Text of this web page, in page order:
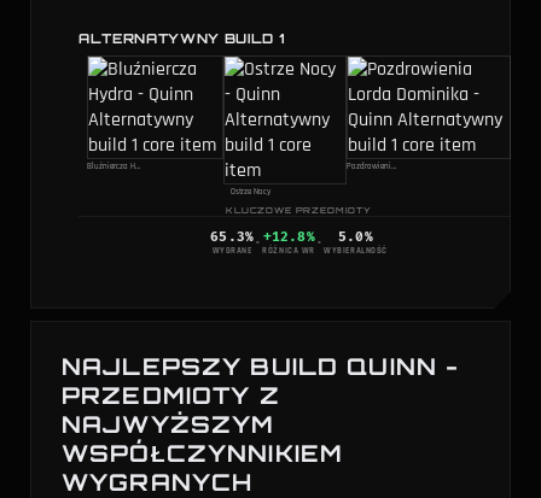
ALTERNATYWNY BUILD 1
Bluźniercza Hydra
Ostrze Nocy
Pozdrowienia Lorda Dominika
KLUCZOWE PRZEDMIOTY
65.3%
WYGRANE · +12.8%
RÓŻNICA WR· 5.0%
WYBIERALNOŚĆ
NAJLEPSZY BUILD QUINN -
PRZEDMIOTY Z
NAJWYŻSZYM
WSPÓŁCZYNNIKIEM
WYGRANYCH